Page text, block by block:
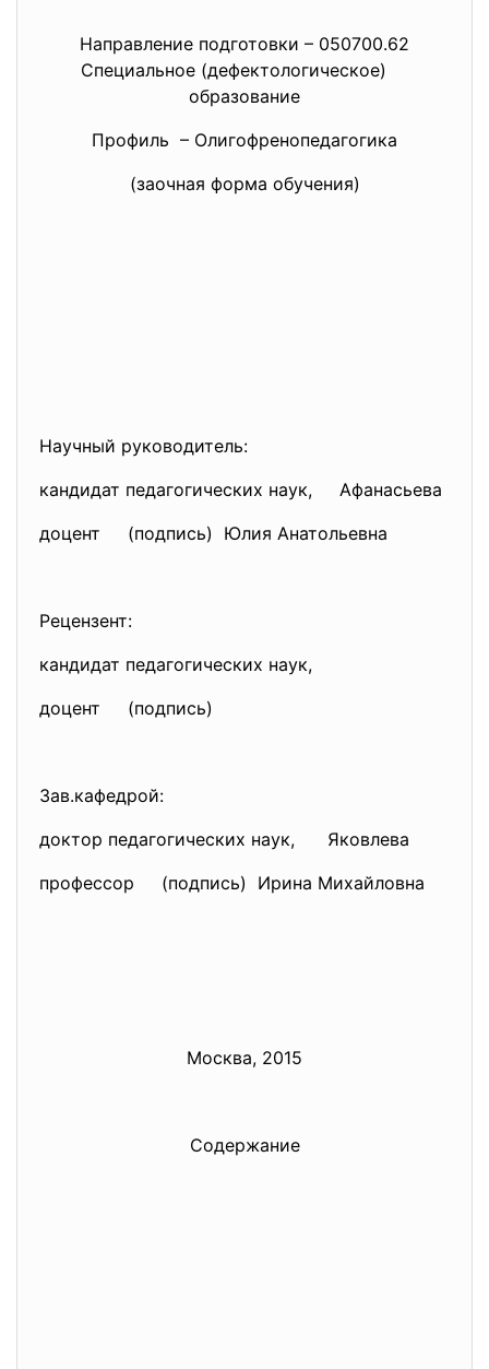
Направление подготовки – 050700.62
Специальное (дефектологическое)
образование
Профиль – Олигофренопедагогика
(заочная форма обучения)
Научный руководитель:
кандидат педагогических наук, Афанасьева
доцент (подпись) Юлия Анатольевна
Рецензент:
кандидат педагогических наук,
доцент (подпись)
Зав.кафедрой:
доктор педагогических наук, Яковлева
профессор (подпись) Ирина Михайловна
Москва, 2015
Содержание